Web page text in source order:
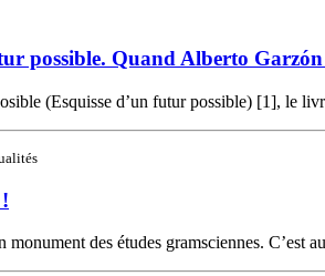
possible. Quand Alberto
(Esquisse d’un futur possible) [1], le
monument des études gramsciennes. C’est